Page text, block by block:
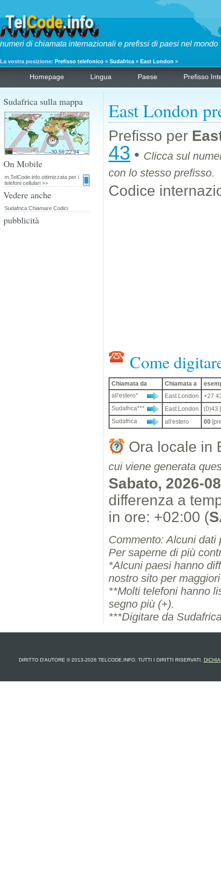
numeri di chiamata internazionali e prefissi di paesi nel mondo
La vostra posizione: Prefisso telefonico » Sudafrica » East London »
Homepage Lingua Paese Prefisso
East London
Prefisso per
43 • Clicca sul
con lo stesso prefisso.
Codice
Come
Chiamata da Chiamata a
all'estero*
East London
+27
Sudafrica***
East London
(0)43
Sudafrica
all'estero 00
Ora locale in
cui viene generata
Sabato, 2026-
differenza a
in ore: +02:00 (
Commento: Alcuni dati
Per saperne di più
*Alcuni paesi hanno
nostro sito per
**Molti telefoni hanno
segno più (+).
***Digitare da
Sudafrica sulla mappa
On Mobile
m.TelCode.info ottimizzata per i
telefoni cellulari >>
Vedere anche
Sudafrica Chiamare Codici
pubblicità
DIRITTO D'AUTORE © 2013-2026 TELCODE.INFO. TUTTI I DIRITTI RISERVATI.